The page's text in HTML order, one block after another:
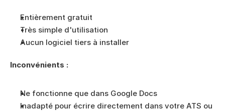
Entièrement gratuit
Très simple d'utilisation
Aucun logiciel tiers à installer
Inconvénients :
Ne fonctionne que dans Google Docs
Inadapté pour écrire directement dans votre ATS ou